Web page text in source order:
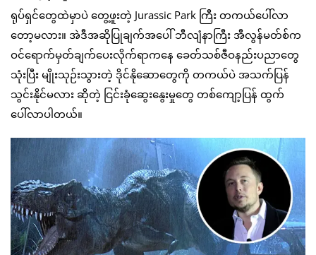
ရုပ်ရှင်တွေထဲမှာပဲ တွေ့ဖူးတဲ့ Jurassic Park ကြီး တကယ်ပေါ်လာ
တော့မလား။ အဲဒီအဆိုပြုချက်အပေါ် ဘီလျံနာကြီး အီလွန်မတ်စ်က
ဝင်ရောက်မှတ်ချက်ပေးလိုက်ရာကနေ ခေတ်သစ်ဇီဝနည်းပညာတွေ
သုံးပြီး မျိုးသုဉ်းသွားတဲ့ ဒိုင်နိုဆောတွေကို တကယ်ပဲ အသက်ပြန်
သွင်းနိုင်မလား ဆိုတဲ့ ငြင်းခုံဆွေးနွေးမှုတွေ တစ်ကျော့ပြန် ထွက်
ပေါ်လာပါတယ်။